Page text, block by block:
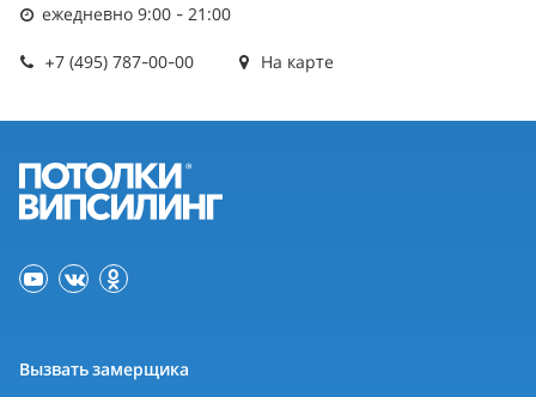
ежедневно 9:00 - 21:00
+7 (495) 787-00-00 На карте
Вызвать замерщика